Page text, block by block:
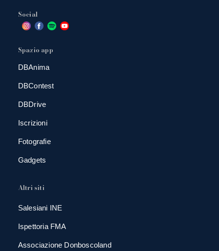
Social
Spazio app
DBAnima
DBContest
DBDrive
Iscrizioni
Fotografie
Gadgets
Altri siti
Salesiani INE
Ispettoria FMA
Associazione Donboscoland